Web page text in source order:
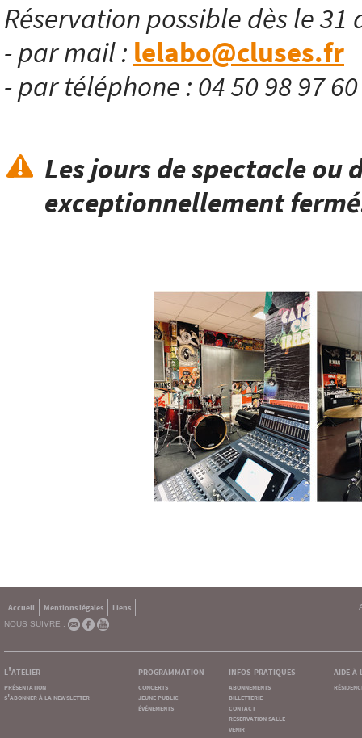
Réservation possible dès le 31
- par mail : lelabo@cluses.fr
- par téléphone : 04 50 98 97
Les jours de spectacle ou
exceptionnellement
Accueil Mentions légales
Liens
NOUS SUIVRE :
l'atelier
présentation
s'abonner à la newsletter
programmation
concerts
jeune public
événements
infos pratiques
abonnements
billetterie
contact
reservation salle
venir
aide